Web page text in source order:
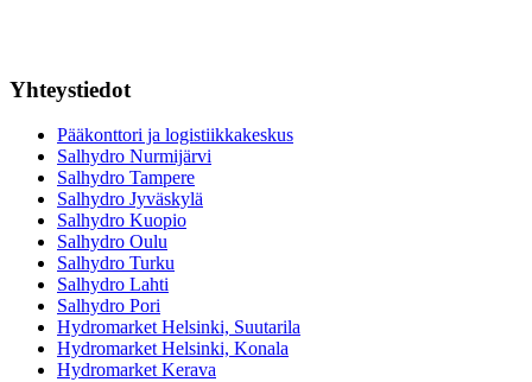
Yhteystiedot
Pääkonttori ja logistiikkakeskus
Salhydro Nurmijärvi
Salhydro Tampere
Salhydro Jyväskylä
Salhydro Kuopio
Salhydro Oulu
Salhydro Turku
Salhydro Lahti
Salhydro Pori
Hydromarket Helsinki, Suutarila
Hydromarket Helsinki, Konala
Hydromarket Kerava